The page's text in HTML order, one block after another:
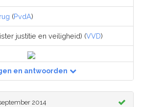
(PvdA)
justitie en veiligheid) (VVD)
en antwoorden
2014